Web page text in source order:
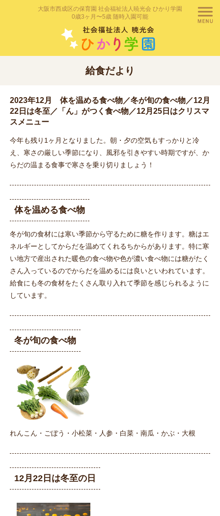
大阪市西成区の保育園 社会福祉法人暁光会 ひかり学園
0歳3ヶ月〜5歳 随時入園可能
給食だより
2023年12月 体を温める食べ物／冬が旬の食べ物／12月
22日は冬至／「ん」がつく食べ物／12月25日はクリスマ
スメニュー
今年も残り1ヶ月となりました。朝・夕の空気もすっかりと冷
え、寒さの厳しい季節になり、風邪を引きやすい時期ですが、か
らだの温まる食事で寒さを乗り切りましょう！
体を温める食べ物
冬が旬の食材には寒い季節から守るために糖を作ります。糖はエ
ネルギーとしてからだを温めてくれるちからがあります。特に寒
い地方で産出された暖色の食べ物や色が濃い食べ物には糖がたく
さん入っているのでからだを温めるには良いといわれています。
給食にも冬の食材をたくさん取り入れて季節を感じられるように
しています。
冬が旬の食べ物
れんこん・ごぼう・小松菜・人参・白菜・南瓜・かぶ・大根
12月22日は冬至の日